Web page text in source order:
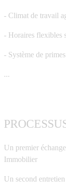
- Climat de travail
- Horaires flexibles
- Système de primes
...
Un premier
Immobilier
Un second